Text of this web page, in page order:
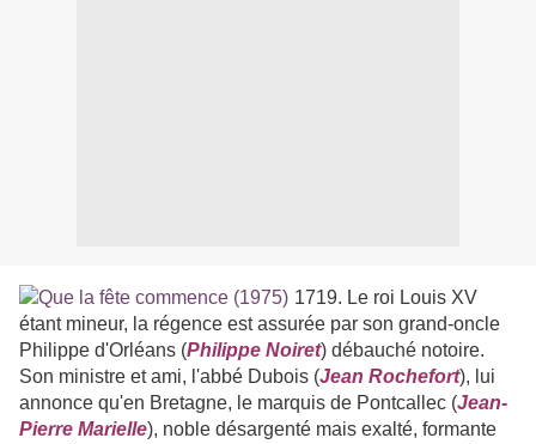
1719. Le roi Louis XV
étant mineur, la régence est assurée par son grand-oncle
Philippe d'Orléans (Philippe Noiret) débauché notoire.
Son ministre et ami, l'abbé Dubois (Jean Rochefort), lui
annonce qu'en Bretagne, le marquis de Pontcallec (Jean-
Pierre Marielle), noble désargenté mais exalté, formante